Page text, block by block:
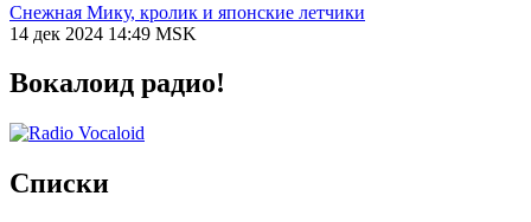
Снежная Мику, кролик и японские летчики
14 дек 2024 14:49 MSK
Вокалоид радио!
Списки